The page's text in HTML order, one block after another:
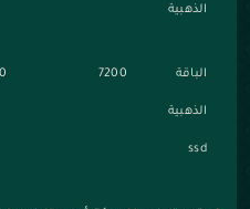
الذهبية
الباقة
الذهبية
ssd
7200